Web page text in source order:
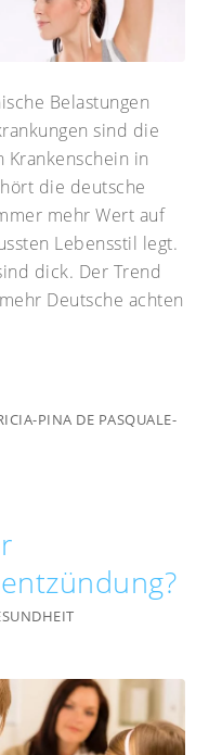
Belastungen
sind die
in
die deutsche
mehr Wert auf
Lebensstil legt.
dick. Der Trend
Deutsche achten
PINA DE PASQUALE-